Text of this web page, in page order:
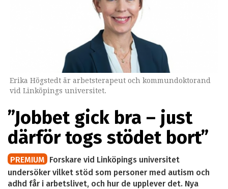
Erika Högstedt är arbetsterapeut och kommundoktorand
vid Linköpings universitet.
”Jobbet gick bra – just
därför togs stödet bort”
PREMIUM Forskare vid Linköpings universitet
undersöker vilket stöd som personer med autism och
adhd får i arbetslivet, och hur de upplever det. Nya